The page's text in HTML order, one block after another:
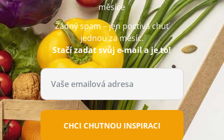
měsíce
Žádný spam – jen poctivá chuť
jednou za měsíc.
Stačí zadat svůj e-mail a je to!
CHCI CHUTNOU INSPIRACI